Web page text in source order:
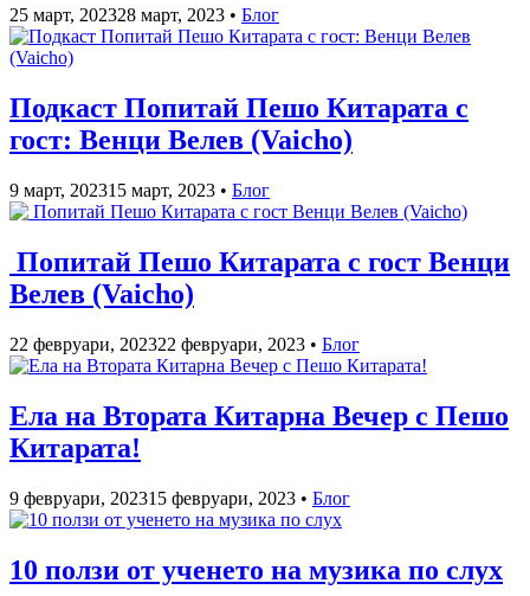
25 март, 202328 март, 2023 • Блог
Подкаст Попитай Пешо Китарата с
гост: Венци Велев (Vaicho)
9 март, 202315 март, 2023 • Блог
Попитай Пешо Китарата с гост Венци
Велев (Vaicho)
22 февруари, 202322 февруари, 2023 • Блог
Ела на Втората Китарна Вечер с Пешо
Китарата!
9 февруари, 202315 февруари, 2023 • Блог
10 ползи от ученето на музика по слух